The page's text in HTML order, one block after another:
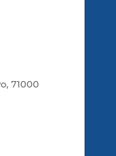
71000